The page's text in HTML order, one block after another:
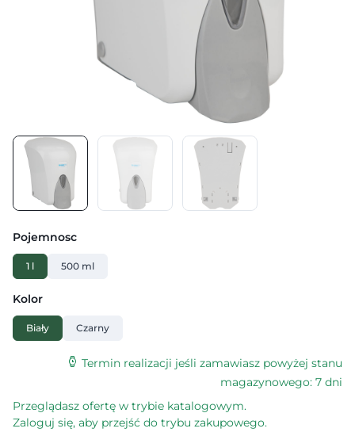
Pojemnosc
1 l 500 ml
Kolor
Biały Czarny
Termin realizacji jeśli zamawiasz powyżej stanu
magazynowego: 7 dni
Przeglądasz ofertę w trybie katalogowym.
Zaloguj się, aby przejść do trybu zakupowego.